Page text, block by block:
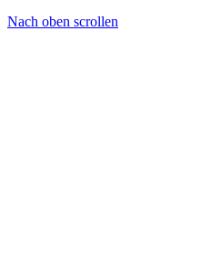
Nach oben scrollen